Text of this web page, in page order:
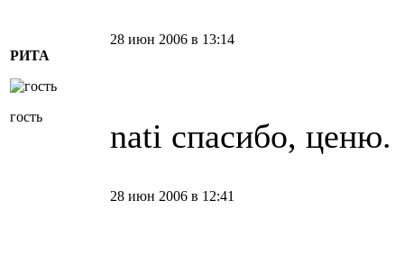
РИТА
гость
28 июн 2006 в 13:14
nati спасибо, ценю.
28 июн 2006 в 12:41